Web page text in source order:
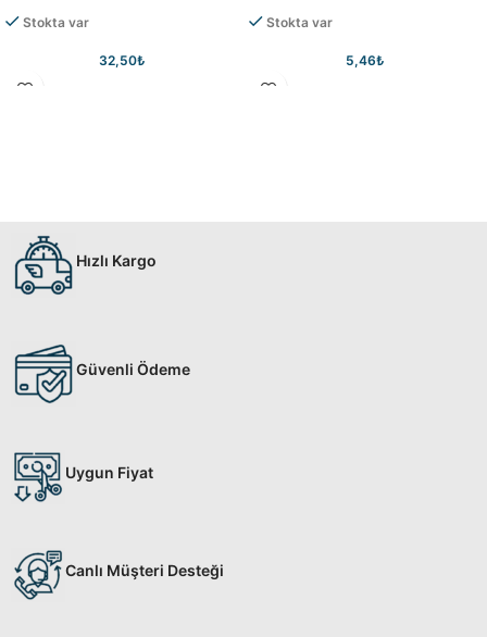
Stokta var
32,50₺
Stokta var
5,46₺
Hızlı Kargo
Güvenli Ödeme
Uygun Fiyat
Canlı Müşteri Desteği